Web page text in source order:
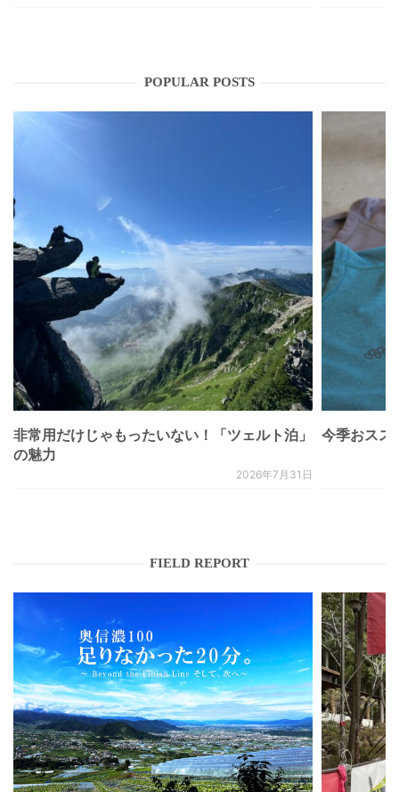
POPULAR POSTS
非常用だけじゃもったいない！「ツェルト泊」
の魅力
2026年7月31日
今季おスス
FIELD REPORT